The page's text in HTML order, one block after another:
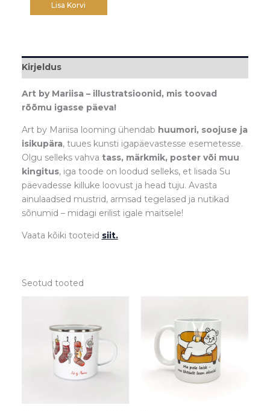
Lisa Korvi
Kirjeldus
Art by Mariisa – illustratsioonid, mis toovad
rõõmu igasse päeva!
Art by Mariisa looming ühendab huumori, soojuse ja
isikupära, tuues kunsti igapäevastesse esemetesse.
Olgu selleks vahva tass, märkmik, poster või muu
kingitus, iga toode on loodud selleks, et lisada Su
päevadesse killuke loovust ja head tuju. Avasta
ainulaadsed mustrid, armsad tegelased ja nutikad
sõnumid – midagi erilist igale maitsele!
Vaata kõiki tooteid siit.
Seotud tooted